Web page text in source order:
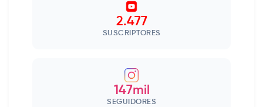
2.477
SUSCRIPTORES
147mil
SEGUIDORES